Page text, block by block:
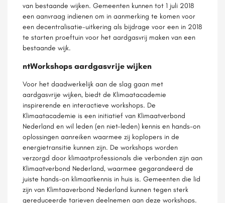
van bestaande wijken. Gemeenten kunnen tot 1 juli 2018
een aanvraag indienen om in aanmerking te komen voor
een decentralisatie-uitkering als bijdrage voor een in 2018
te starten proeftuin voor het aardgasvrij maken van een
bestaande wijk.
ntWorkshops aardgasvrije wijken
Voor het daadwerkelijk aan de slag gaan met
aardgasvrije wijken, biedt de Klimaatacademie
inspirerende en interactieve workshops. De
Klimaatacademie is een initiatief van Klimaatverbond
Nederland en wil leden (en niet-leden) kennis en hands-on
oplossingen aanreiken waarmee zij koplopers in de
energietransitie kunnen zijn. De workshops worden
verzorgd door klimaatprofessionals die verbonden zijn aan
Klimaatverbond Nederland, waarmee gegarandeerd de
juiste hands-on klimaatkennis in huis is. Gemeenten die lid
zijn van Klimtaaverbond Nederland kunnen tegen sterk
gereduceerde tarieven deelnemen aan deze workshops.